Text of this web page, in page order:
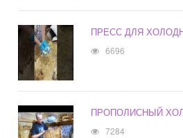
ПРЕСС ДЛЯ
6696
ПРОПОЛИСНЫЙ
7284